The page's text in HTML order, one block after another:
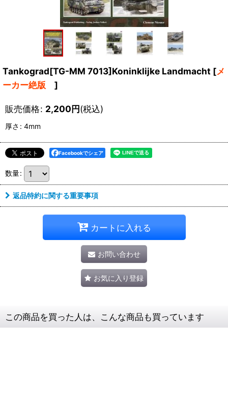
Tankograd[TG-MM 7013]Koninklijke Landmacht [メ
ーカー絶版 ]
販売価格: 2,200円(税込)
厚さ : 4mm
Facebookでシェア
数量:
返品特約に関する重要事項
カートに入れる
お問い合わせ
お気に入り登録
この商品を買った人は、こんな商品も買っています